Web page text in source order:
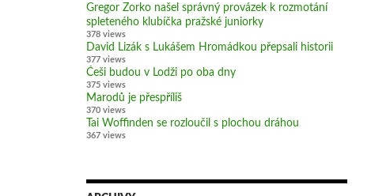
Gregor Zorko našel správný provázek k rozmotání
spleteného klubíčka pražské juniorky
378 views
David Lizák s Lukášem Hromádkou přepsali historii
377 views
Češi budou v Lodži po oba dny
375 views
Marodů je přespříliš
370 views
Tai Woffinden se rozloučil s plochou dráhou
367 views